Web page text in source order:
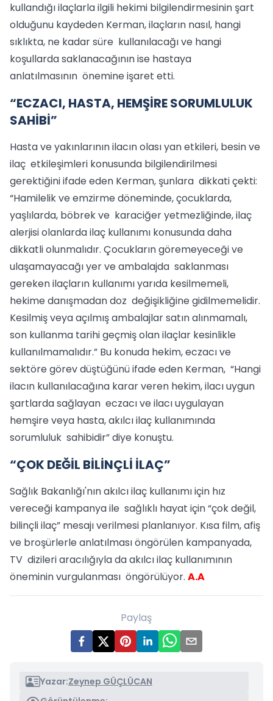
kullandığı ilaçlarla ilgili hekimi bilgilendirmesinin şart
olduğunu kaydeden Kerman, ilaçların nasıl, hangi
sıklıkta, ne kadar süre kullanılacağı ve hangi
koşullarda saklanacağının ise hastaya
anlatılmasının önemine işaret etti.
“ECZACI, HASTA, HEMŞİRE SORUMLULUK
SAHİBİ”
Hasta ve yakınlarının ilacın olası yan etkileri, besin ve
ilaç etkileşimleri konusunda bilgilendirilmesi
gerektiğini ifade eden Kerman, şunlara dikkati çekti:
“Hamilelik ve emzirme döneminde, çocuklarda,
yaşlılarda, böbrek ve karaciğer yetmezliğinde, ilaç
alerjisi olanlarda ilaç kullanımı konusunda daha
dikkatli olunmalıdır. Çocukların göremeyeceği ve
ulaşamayacağı yer ve ambalajda saklanması
gereken ilaçların kullanımı yarıda kesilmemeli,
hekime danışmadan doz değişikliğine gidilmemelidir.
Kesilmiş veya açılmış ambalajlar satın alınmamalı,
son kullanma tarihi geçmiş olan ilaçlar kesinlikle
kullanılmamalıdır.” Bu konuda hekim, eczacı ve
sektöre görev düştüğünü ifade eden Kerman, “Hangi
ilacın kullanılacağına karar veren hekim, ilacı uygun
şartlarda sağlayan eczacı ve ilacı uygulayan
hemşire veya hasta, akılcı ilaç kullanımında
sorumluluk sahibidir” diye konuştu.
“ÇOK DEĞİL BİLİNÇLİ İLAÇ”
Sağlık Bakanlığı'nın akılcı ilaç kullanımı için hız
vereceği kampanya ile sağlıklı hayat için “çok değil,
bilinçli ilaç” mesajı verilmesi planlanıyor. Kısa film, afiş
ve broşürlerle anlatılması öngörülen kampanyada,
TV dizileri aracılığıyla da akılcı ilaç kullanımının
öneminin vurgulanması öngörülüyor. A.A
Paylaş
Yazar:Zeynep GÜÇLÜCAN